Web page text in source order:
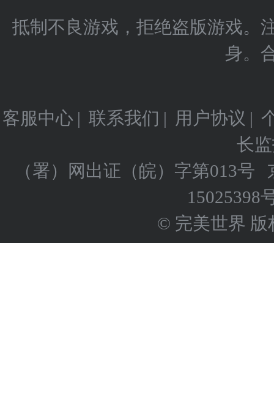
抵制不良游戏，拒绝盗版游戏。
身。
客服中心 | 联系我们 | 用户协议 |
长
（署）网出证（皖）字第013号
15025398
© 完美世界 版